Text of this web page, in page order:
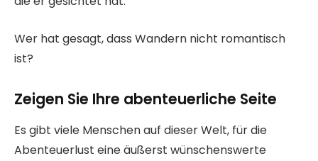
Wer hat gesagt, dass Wandern nicht romantisch
ist?
Zeigen Sie Ihre abenteuerliche Seite
Es gibt viele Menschen auf dieser Welt, für die
Abenteuerlust eine äußerst wünschenswerte